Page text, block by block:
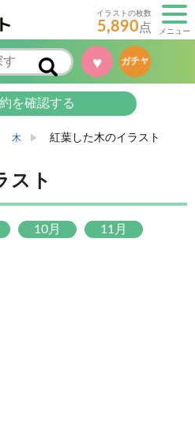
イラストの枚数
5,890点 メニュー
♥ ガチャ
を確認する
木 紅葉した木のイラスト
スト
10月 11月